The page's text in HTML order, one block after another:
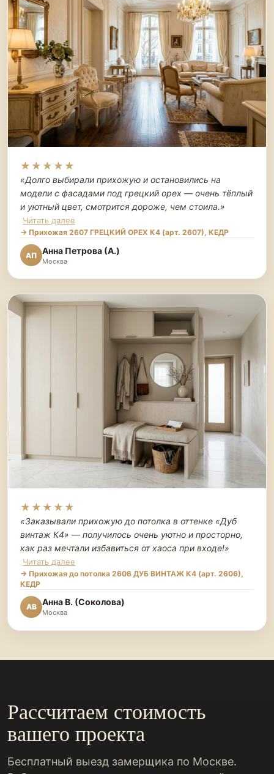
★★★★★
«Долго выбирали прихожую и остановились на
модели с фасадами под грецкий орех — очень тёплый
и уютный цвет, смотрится дороже, чем стоила.»
Читать далее
→ Прихожая 2607 ГРЕЦКИЙ ОРЕХ К4 (арт. 2607), КЕДР
АП Анна Петрова (А.)
Москва
★★★★★
«Заказывали прихожую до потолка в оттенке «Дуб
винтаж К4» — получилось очень уютно и просторно,
как раз мечтали избавиться от хаоса при входе!»
Читать далее
→ Прихожая до потолка 2606 ДУБ ВИНТАЖ К4 (арт. 2606),
КЕДР
АВ Анна В. (Соколова)
Москва
Рассчитаем стоимость
вашего проекта
Бесплатный выезд замерщика по Москве.